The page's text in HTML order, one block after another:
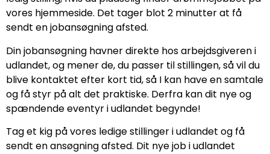
vores hjemmeside. Det tager blot 2 minutter at få
sendt en jobansøgning afsted.
Din jobansøgning havner direkte hos arbejdsgiveren i
udlandet, og mener de, du passer til stillingen, så vil du
blive kontaktet efter kort tid, så I kan have en samtale
og få styr på alt det praktiske. Derfra kan dit nye og
spændende eventyr i udlandet begynde!
Tag et kig på vores ledige stillinger i udlandet og få
sendt en ansøgning afsted. Dit nye job i udlandet